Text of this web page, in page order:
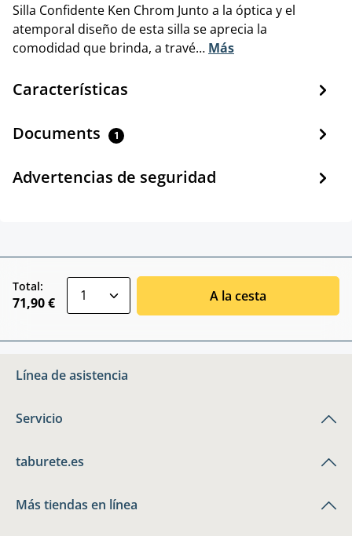
Silla Confidente Ken Chrom Junto a la óptica y el
atemporal diseño de esta silla se aprecia la
comodidad que brinda, a travé… Más
Características
Documents 1
Advertencias de seguridad
Total:
71,90 € A la cesta
Línea de asistencia
Servicio
taburete.es
Más tiendas en línea